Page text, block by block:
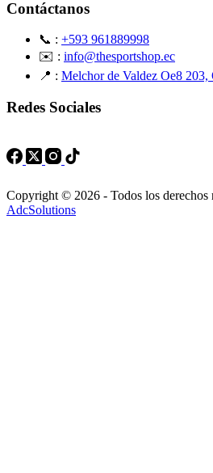
Contáctanos
📞 : +593 961889998
✉️ : info@thesportshop.ec
📍 : Melchor de Valdez Oe8 203,
Redes Sociales
Copyright © 2026 - Todos los derechos
AdcSolutions